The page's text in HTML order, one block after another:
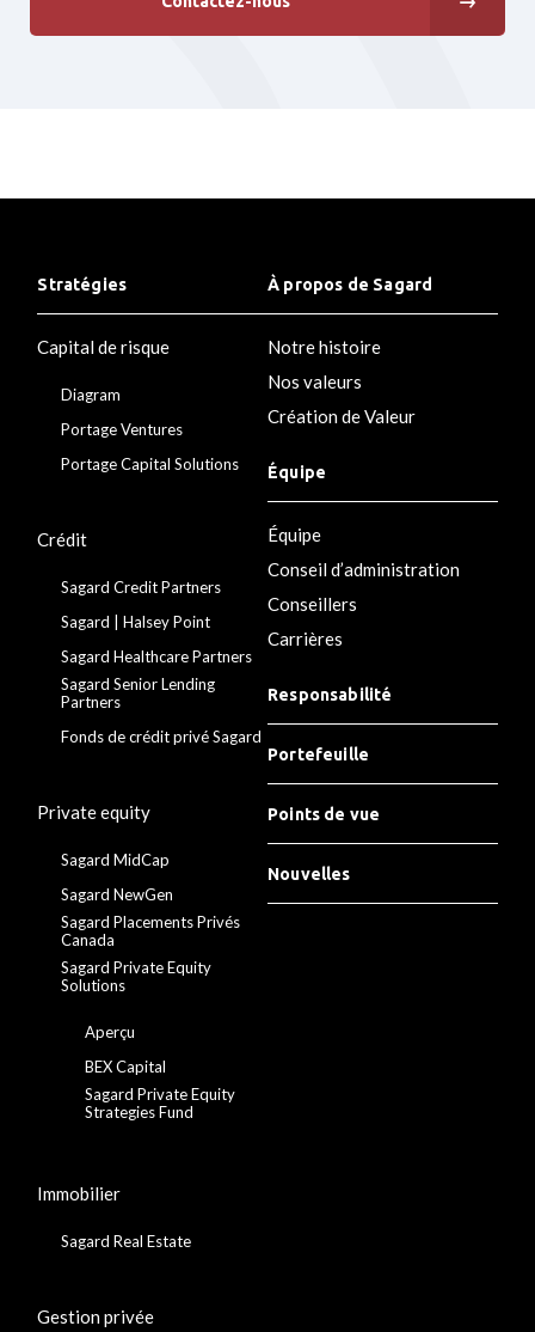
Stratégies
Capital de risque
Diagram
Portage Ventures
Portage Capital Solutions
Crédit
Sagard Credit Partners
Sagard | Halsey Point
Sagard Healthcare Partners
Sagard Senior Lending
Partners
Fonds de crédit privé Sagard
Private equity
Sagard MidCap
Sagard NewGen
Sagard Placements Privés
Canada
Sagard Private Equity
Solutions
Aperçu
BEX Capital
Sagard Private Equity
Strategies Fund
Immobilier
Sagard Real Estate
Gestion privée
À propos de Sagard
Notre histoire
Nos valeurs
Création de Valeur
Équipe
Équipe
Conseil d’administration
Conseillers
Carrières
Responsabilité
Portefeuille
Points de vue
Nouvelles